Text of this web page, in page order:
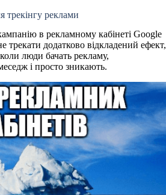
трекінгу реклами
в рекламному кабінеті Google
трекати додатково відкладений ефект,
люди бачать рекламу,
і просто зникають.